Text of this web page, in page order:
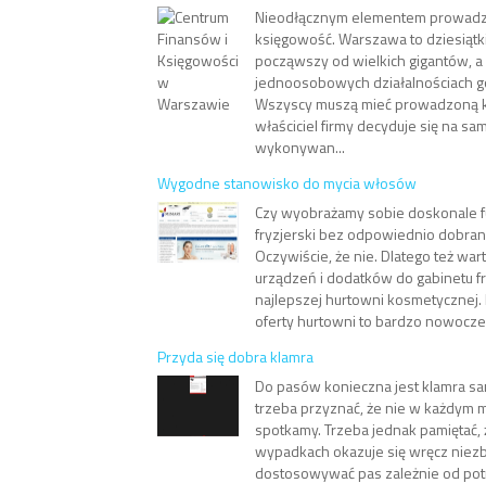
Nieodłącznym elementem
księgowość. Warszawa to
począwszy od wielkich gigantów,
jednoosobowych działalnościach
Wszyscy muszą mieć prowadzoną
właściciel firmy decyduje się na
wykonywan...
Wygodne stanowisko do mycia włosów
Czy wyobrażamy sobie doskonale
fryzjerski bez odpowiednio
Oczywiście, że nie. Dlatego też
urządzeń i dodatków do gabinetu
najlepszej hurtowni
oferty hurtowni to bardzo
Przyda się dobra klamra
Do pasów konieczna jest klamra
trzeba przyznać, że nie w każdym
spotkamy. Trzeba jednak
wypadkach okazuje się wręcz
dostosowywać pas zależnie od